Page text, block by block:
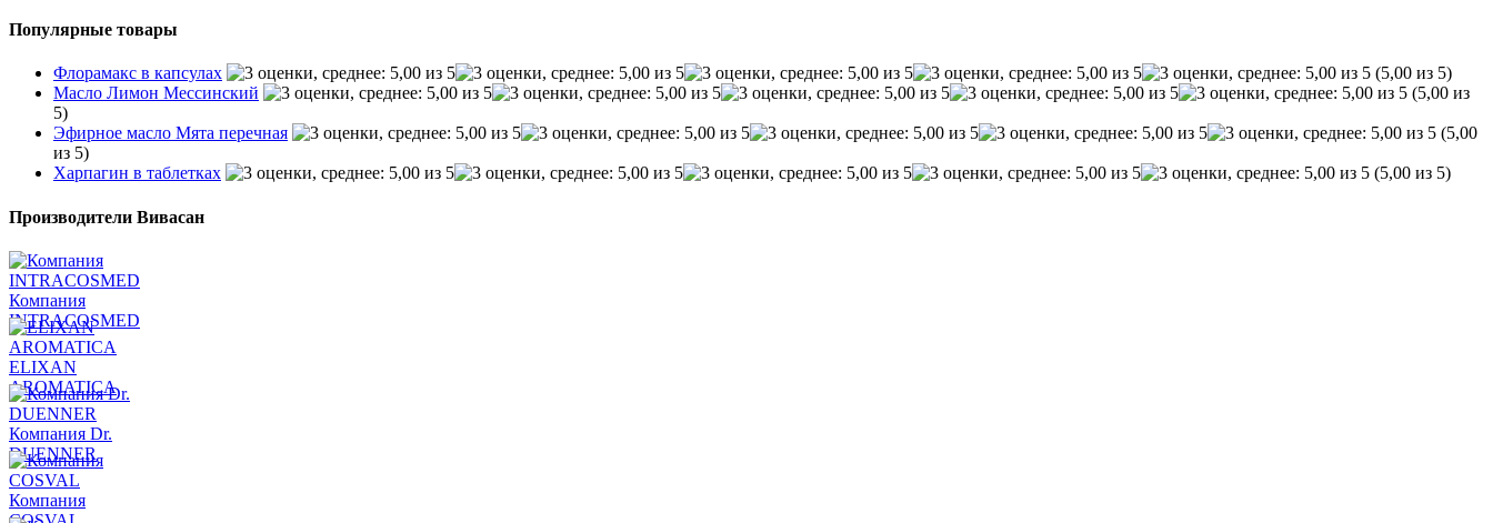
Популярные товары
Флорамакс в капсулах
(5,00 из 5)
Масло Лимон Мессинский
(5,00 из
5)
Эфирное масло Мята перечная
(5,00
из 5)
Харпагин в таблетках
(5,00 из 5)
Производители Вивасан
Компания
INTRACOSMED
ELIXAN
AROMATICA
Компания Dr.
DUENNER
Компания